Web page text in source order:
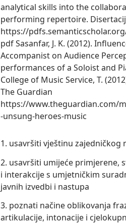
analytical skills into the
performing repertoire.
https://
pdf Sasanfar, J. K. (2012).
Accompanist on Audience
performances of a Soloist and
College of Music Service, T.
The Guardian
https://www.theguardian.com/
-unsung-heroes-music
1. usavršiti vještinu zajedničkog
2. usavršiti umijeće primjerene,
i interakcije s umjetničkim
javnih izvedbi i nastupa
3. poznati načine oblikovanja
artikulacije, intonacije i